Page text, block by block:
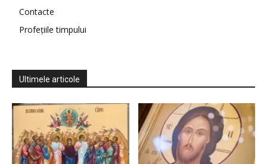
Contacte
Profețiile timpului
Ultimele articole